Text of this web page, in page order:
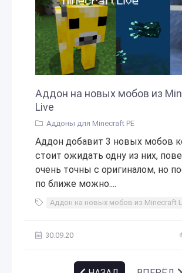
Аддон на новых мобов из
Live
Аддоны для Minecraft PE
Аддон добавит 3 новых мобов
стоит ожидать одну из них,
очень точны с оригиналом, но
по ближе можно....
Аддон на новых мобов из Minecraft
30.09.20